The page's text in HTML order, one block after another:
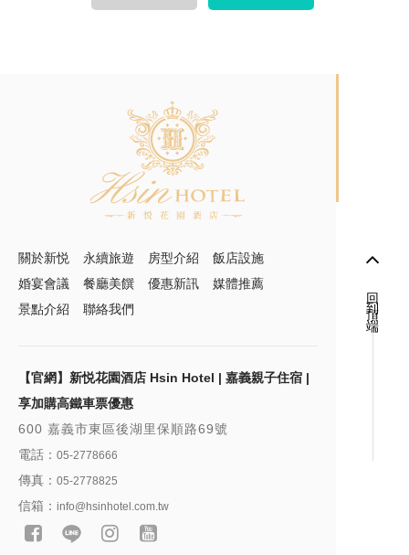
回到頂端
關於新悦 永續旅遊 房型介紹
飯店設施
婚宴會議
餐廳美饌 優惠新訊
媒體推薦
景點介紹
聯絡我們
【官網】新悦花園酒店 Hsin Hotel | 嘉義親子住宿 |
享加購高鐵車票優惠
600 嘉義市東區後湖里保順路69號
電話： 05-2778666
傳真： 05-2778825
信箱： info@hsinhotel.com.tw